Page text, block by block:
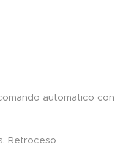
automatico con
Retroceso